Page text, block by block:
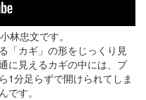
林忠文です。
「カギ」の形をじっくり見
に見えるカギの中には、プ
1分足らずで開けられてしま
です。